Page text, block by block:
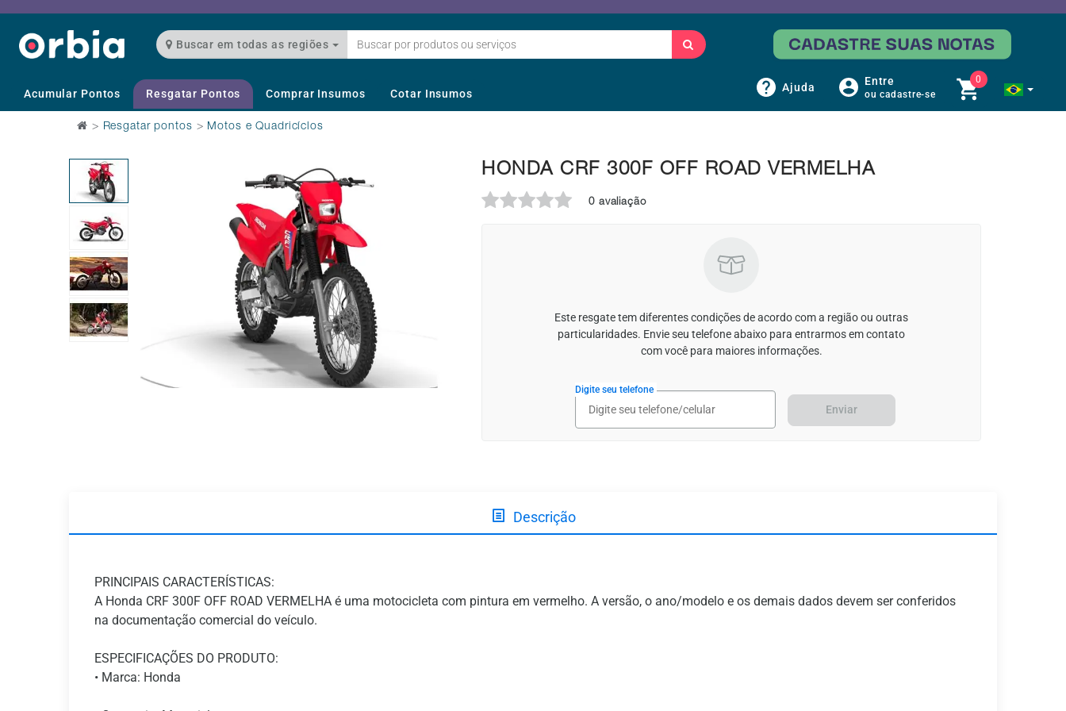
Buscar em todas as regiões
Acumular Pontos Resgatar Pontos Comprar Insumos Cotar Insumos Ajuda Entre
ou cadastre-se
0
> Resgatar pontos > Motos e Quadricíclos
HONDA CRF 300F OFF ROAD VERMELHA
0 avaliação
Este resgate tem diferentes condições de acordo com a região ou outras
particularidades. Envie seu telefone abaixo para entrarmos em contato
com você para maiores informações.
Digite seu telefone
Enviar
Descrição
PRINCIPAIS CARACTERÍSTICAS:
A Honda CRF 300F OFF ROAD VERMELHA é uma motocicleta com pintura em vermelho. A versão, o ano/modelo e os demais dados devem ser conferidos
na documentação comercial do veículo.
ESPECIFICAÇÕES DO PRODUTO:
• Marca: Honda